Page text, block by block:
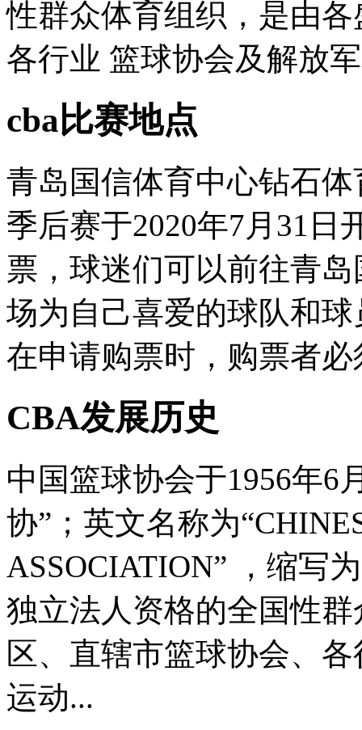
性群众体育组织，是由
各行业 篮球协会及解放
cba比赛地点
青岛国信体育中心钻石
季后赛于2020年7月31日
票，球迷们可以前往青
场为自己喜爱的球队和
在申请购票时，购票者
CBA发展历史
中国篮球协会于1956年6
协”；英文名称为
ASSOCIATION” ，缩写
独立法人资格的全国性
区、直辖市篮球协会、
运动...